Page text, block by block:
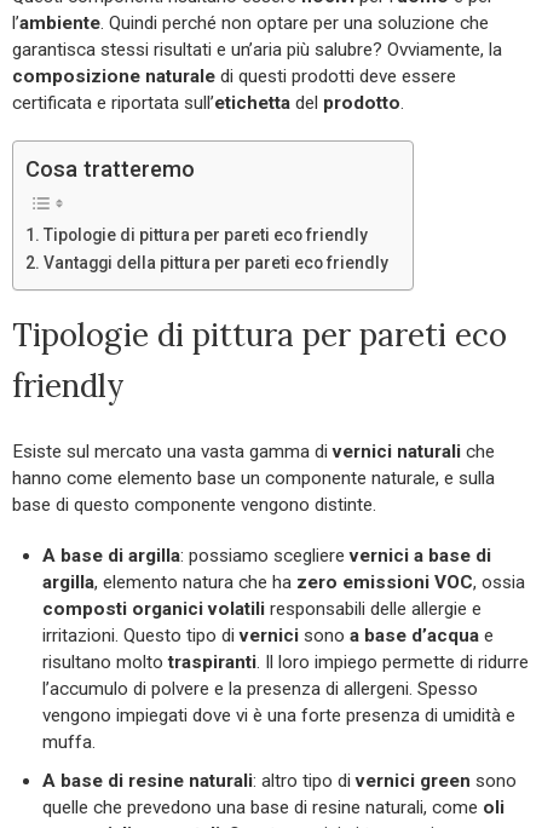
l’ambiente. Quindi perché non optare per una soluzione che
garantisca stessi risultati e un’aria più salubre? Ovviamente, la
composizione naturale di questi prodotti deve essere
certificata e riportata sull’etichetta del prodotto.
Cosa tratteremo
Tipologie di pittura per pareti eco friendly
Vantaggi della pittura per pareti eco friendly
Tipologie di pittura per pareti eco
friendly
Esiste sul mercato una vasta gamma divernici naturali che
hanno come elemento base un componente naturale, e sulla
base di questo componente vengono distinte.
A base di argilla: possiamo sceglierevernici a base di
argilla, elemento natura che ha zero emissioni VOC, ossia
composti organici volatili responsabili delle allergie e
irritazioni. Questo tipo divernici sono a base d’acqua e
risultano moltotraspiranti. Il loro impiego permette di ridurre
l’accumulo di polvere e la presenza di allergeni. Spesso
vengono impiegati dove vi è una forte presenza di umidità e
muffa.
A base di resine naturali: altro tipo divernici green sono
quelle che prevedono una base di resine naturali, come oli